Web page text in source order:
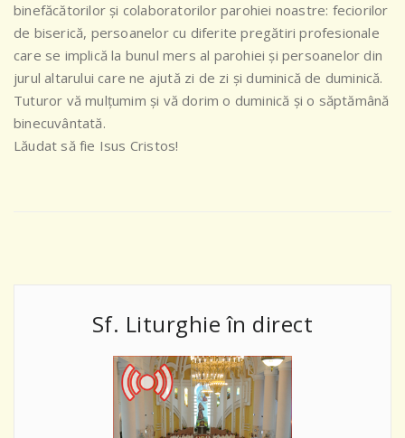
binefăcătorilor și colaboratorilor parohiei noastre: feciorilor
de biserică, persoanelor cu diferite pregătiri profesionale
care se implică la bunul mers al parohiei și persoanelor din
jurul altarului care ne ajută zi de zi și duminică de duminică.
Tuturor vă mulțumim și vă dorim o duminică și o săptămână
binecuvântată.
Lăudat să fie Isus Cristos!
Sf. Liturghie în direct